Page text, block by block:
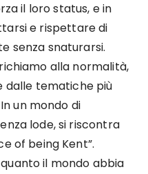
il loro status, e in
e rispettare di
senza snaturarsi.
alla normalità,
dalle tematiche più
un mondo di
lode, si riscontra
of being Kent”.
il mondo abbia